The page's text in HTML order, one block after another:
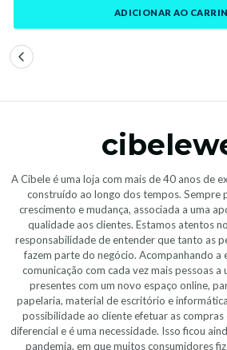
ADICIONAR AO
A Cibele é uma loja com mais de 40 anos de
construído ao longo dos tempos. Sempre
crescimento e mudança, associada a uma
qualidade aos clientes. Estamos atentos
responsabilidade de entender que tanto as
fazem parte do negócio. Acompanhando a
comunicação com cada vez mais pessoas
presentes com um novo espaço online,
papelaria, material de escritório e
possibilidade ao cliente efetuar as compras
diferencial e é uma necessidade. Isso ficou
pandemia, em que muitos consumidores